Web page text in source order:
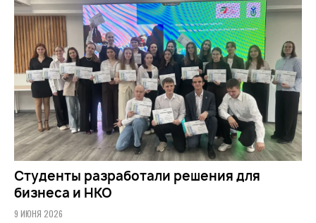
Студенты разработали решения для
бизнеса и НКО
9 ИЮНЯ 2026